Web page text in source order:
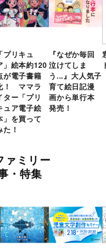
「プリキュ
」絵本約120
が電子書籍
！ ママラ
ター「プリ
ュア電子絵
」を買って
た！
『なぜか毎回
泣けてしま
う...』大人気子
育て絵日記漫
画から単行本
発売！
ァミリー
・特集